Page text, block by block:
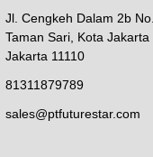
Jl. Cengkeh Dalam 2b
Taman Sari, Kota
Jakarta 11110
81311879789
sales@ptfuturestar.com